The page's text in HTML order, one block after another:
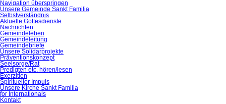
Navigation überspringen
Unsere Gemeinde Sankt Familia
Selbstverständnis
Aktuelle Gottesdienste
Nachrichten
Gemeindeleben
Gemeindeleitung
Gemeindebriefe
Unsere Solidarprojekte
Präventionskonzept
Seelsorge/Rat
Predigten etc. hören/lesen
Exerzitien
Spiritueller Impuls
Unsere Kirche Sankt Familia
for Internationals
Kontakt